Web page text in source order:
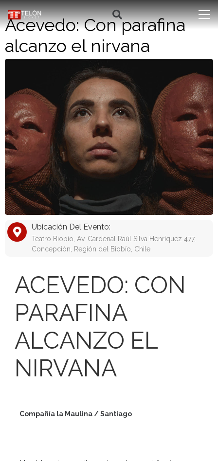
Acevedo: Con parafina
alcanzo el nirvana
Ubicación Del Evento:
Teatro Biobío, Av. Cardenal Raúl Silva Henríquez 477,
Concepción, Región del Biobío, Chile
ACEVEDO: CON
PARAFINA
ALCANZO EL
NIRVANA
Compañía la Maulina / Santiago